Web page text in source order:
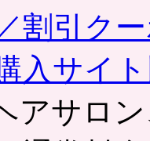
割引ク
入サイ
アサロ